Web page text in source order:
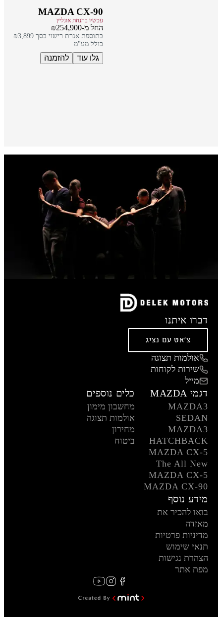
MAZDA CX-90
עכשיו בהנחת אונליין
החל מ-₪254,900
בתוספת אגרת רישוי בסך ₪3,899
כולל מע"מ
גלו עוד להזמנה
דברו איתנו
צ'אט עם נציג
אולמות תצוגה
שירות לקוחות
מייל
דגמי MAZDA
MAZDA3
SEDAN
MAZDA3
HATCHBACK
MAZDA CX-5
The All New
MAZDA CX-5
MAZDA CX-90
כלים נוספים
מחשבון מימון
אולמות תצוגה
מחירון
ביטוח
מידע נוסף
בואו להכיר את
מאזדה
מדיניות פרטיות
תנאי שימוש
הצהרת נגישות
מפת אתר